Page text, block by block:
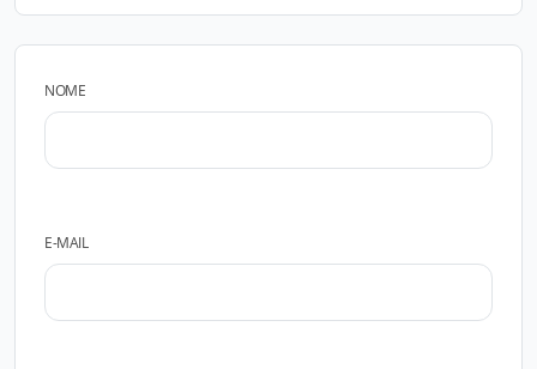
NOME
E-MAIL